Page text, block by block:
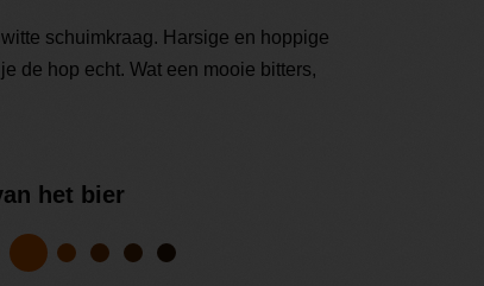
schuimkraag. Harsige en hoppige
de hop echt. Wat een mooie bitters,
het bier